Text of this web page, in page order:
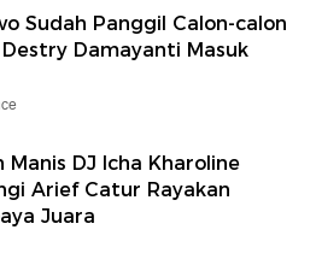
Sudah Panggil Calon-calon
Destry Damayanti Masuk
Manis DJ Icha Kharoline
Arief Catur Rayakan
Juara